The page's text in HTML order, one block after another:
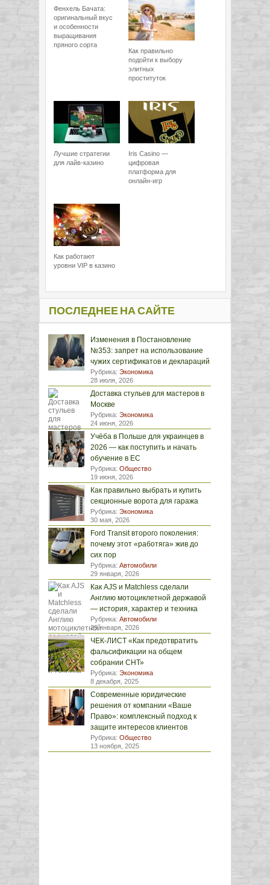
Фенхель Бачата:
оригинальный вкус
и особенности
выращивания
пряного сорта
Как правильно
подойти к выбору
элитных
проституток
Лучшие стратегии
для лайв-казино
Iris Casino —
цифровая
платформа для
онлайн-игр
Как работают
уровни VIP в казино
ПОСЛЕДНЕЕ НА САЙТЕ
Изменения в Постановление
№353: запрет на использование
чужих сертификатов и деклараций
Рубрика: Экономика
28 июля, 2026
Доставка стульев для мастеров в
Москве
Рубрика: Экономика
24 июня, 2026
Учёба в Польше для украинцев в
2026 — как поступить и начать
обучение в ЕС
Рубрика: Общество
19 июня, 2026
Как правильно выбрать и купить
секционные ворота для гаража
Рубрика: Экономика
30 мая, 2026
Ford Transit второго поколения:
почему этот «работяга» жив до
сих пор
Рубрика: Автомобили
29 января, 2026
Как AJS и Matchless сделали
Англию мотоциклетной державой
— история, характер и техника
Рубрика: Автомобили
29 января, 2026
ЧЕК-ЛИСТ «Как предотвратить
фальсификации на общем
собрании СНТ»
Рубрика: Экономика
8 декабря, 2025
Современные юридические
решения от компании «Ваше
Право»: комплексный подход к
защите интересов клиентов
Рубрика: Общество
13 ноября, 2025